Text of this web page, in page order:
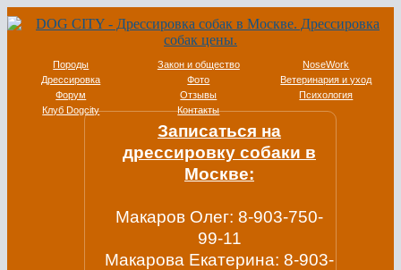
Породы Закон и общество
NoseWork
Дрессировка
Фото
Ветеринария и уход
Форум
Отзывы
Психология
Клуб Dogcity
Контакты
Записаться на
дрессировку собаки в
Москве:
Макаров Олег: 8-903-750-
99-11
Макарова Екатерина: 8-903-